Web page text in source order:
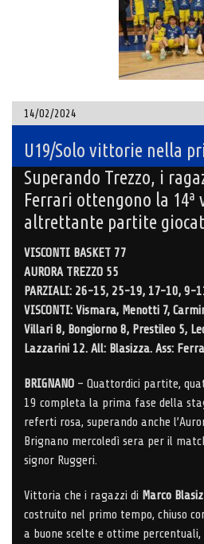
14/02/2024
U19/Solo vittorie nella
Superando Trezzo, i
Ferrari ottengono la
altrettante partite
VISCONTI BASKET 77
AURORA TREZZO 55
PARZIALI: 26-15, 25-19, 17-10, 9-
VISCONTI: Vismara, Menotti 7,
Villari 8, Bongiorno 8, Prestileo 5,
Lazzarini 12. All: Blasizza. Ass:
BRIGNANO – Quattordici partite,
19 completa la prima fase della
referti rosa, superando anche
Brignano mercoledì sera per il
signor Ruggeri.
Vittoria che i ragazzi di Marco
costruito nel primo tempo, chiuso
a buone scelte e ottime percentuali,